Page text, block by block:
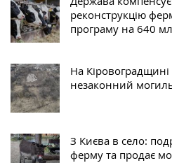
реконструкцію
програму на 640
На
незаконний
З Києва в село:
ферму та продає